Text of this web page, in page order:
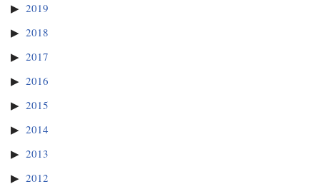
2019
2018
2017
2016
2015
2014
2013
2012